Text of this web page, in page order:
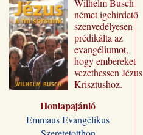
Wilhelm ​Busch
német igehirdető
szenvedélyesen
prédikálta az
evangéliumot,
hogy embereket
vezethessen Jézus
Krisztushoz.
„Jézus a mi
sorsunk” címmel
jutnak el a magyar
Honlapajánló
Emmaus Evangélikus